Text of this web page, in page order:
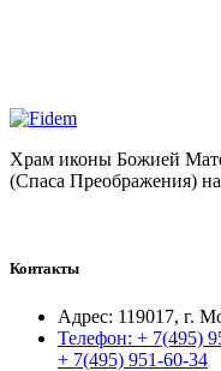
Храм иконы Божией
(Спаса Преображения)
Контакты
Адрес: 119017, г.
Телефон: + 7(495)
+ 7(495) 951-60-34